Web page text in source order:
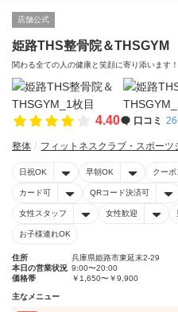
店舗公式
姫路THS整骨院＆THSGYM
関わる全ての人の健康と笑顔に寄り添います！
4.40 口コミ
整体 フィットネスクラブ・スポーツ
日祝OK 早朝OK クー
カード可 QRコード決済可
女性スタッフ 女性歓迎
お子様連れOK
住所
兵庫県姫路市東延末2-29
本日の営業状況 9:00〜20:00
価格帯
￥1,650〜￥9,900
主なメニュー